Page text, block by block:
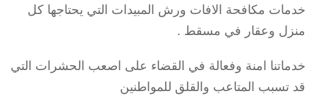
خدمات مكافحة الافات ورش المبيدات التي يحتاجها كل
منزل وعقار في مسقط .
خدماتنا امنة وفعالة في القضاء على اصعب الحشرات التي
قد تسبب المتاعب والقلق للمواطنين